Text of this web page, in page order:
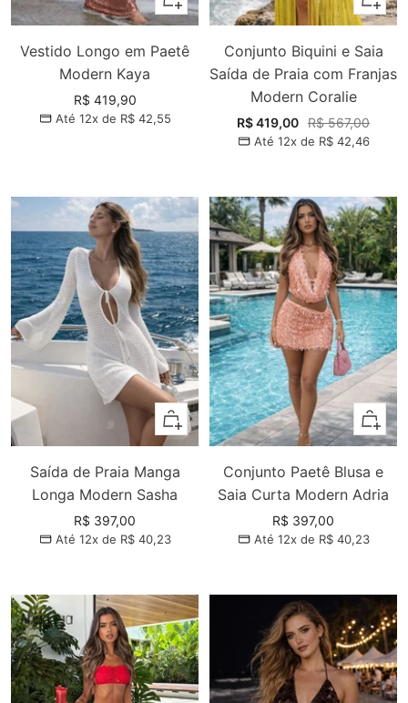
Vestido Longo em Paetê
Modern Kaya
Preço
promocional
R$ 419,90
Até 12x de R$ 42,55
Conjunto Biquini e Saia
Saída de Praia com Franjas
Modern Coralie
Preço
promocional
R$ 419,00 Preço
normal
R$ 567,00
Até 12x de R$ 42,46
Adicionar
Saída de Praia Manga
Longa Modern Sasha
Preço
promocional
R$ 397,00
Até 12x de R$ 40,23
Conjunto Paetê Blusa e
Saia Curta Modern Adria
Preço
promocional
R$ 397,00
Até 12x de R$ 40,23